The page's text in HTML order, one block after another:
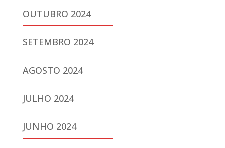
OUTUBRO 2024
SETEMBRO 2024
AGOSTO 2024
JULHO 2024
JUNHO 2024